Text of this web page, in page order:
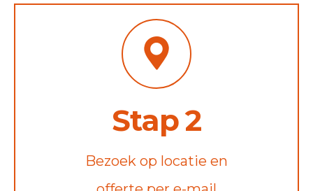
Stap 2
Bezoek op locatie en